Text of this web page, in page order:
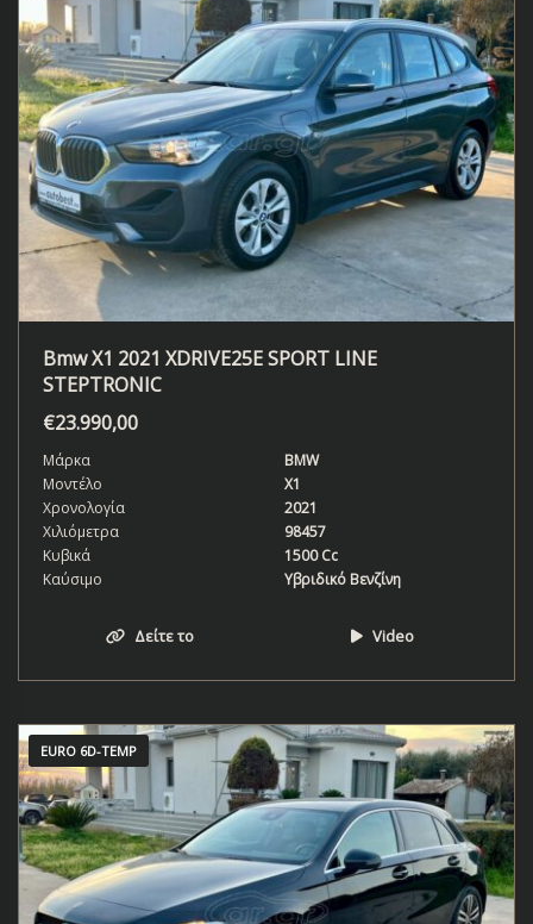
Bmw X1 2021 XDRIVE25E SPORT LINE
STEPTRONIC
€23.990,00
Μάρκα
BMW
Μοντέλο
X1
Χρονολογία
2021
Χιλιόμετρα
98457
Κυβικά
1500 Cc
Καύσιμο
Υβριδικό Βενζίνη
Δείτε το Video
EURO 6D-TEMP